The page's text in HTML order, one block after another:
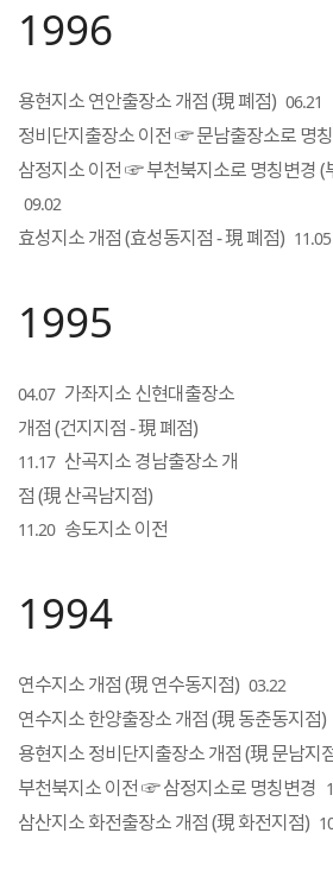
1996
용현지소 연안출장소 개점 (現 폐점) 06.21
정비단지출장소 이전 ☞ 문남출장소로 명
삼정지소 이전 ☞ 부천북지소로 명칭변경 (
09.02
효성지소 개점 (효성동지점 - 現 폐점) 11.05
1995
04.07 가좌지소 신현대출장소
개점 (건지지점 - 現 폐점)
11.17 산곡지소 경남출장소 개
점 (現 산곡남지점)
11.20 송도지소 이전
1994
연수지소 개점 (現 연수동지점) 03.22
연수지소 한양출장소 개점 (現 동춘동지점)
용현지소 정비단지출장소 개점 (現 문남지
부천북지소 이전 ☞ 삼정지소로 명칭변경
삼산지소 화전출장소 개점 (現 화전지점)